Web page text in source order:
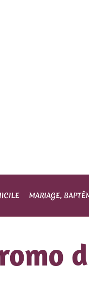
MARIAGE,